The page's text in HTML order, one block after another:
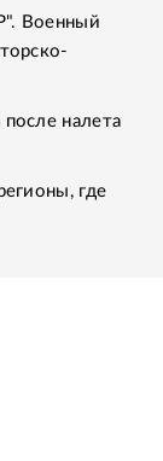
Военный
налета
где